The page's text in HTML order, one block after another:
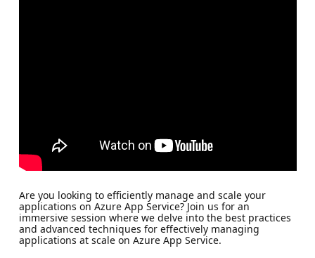
Are you looking to efficiently manage and scale your
applications on Azure App Service? Join us for an
immersive session where we delve into the best practices
and advanced techniques for effectively managing
applications at scale on Azure App Service.